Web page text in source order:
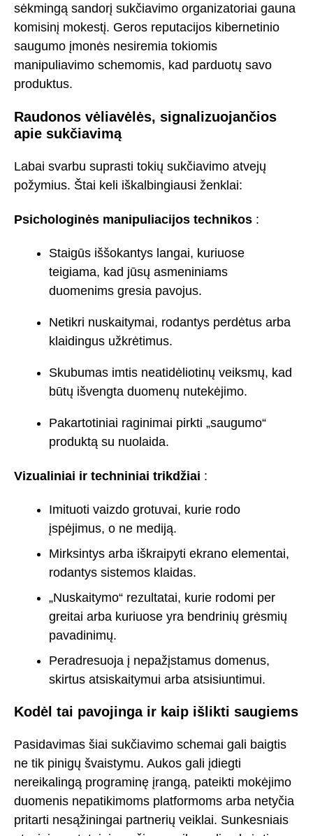
sėkmingą sandorį sukčiavimo organizatoriai gauna
komisinį mokestį. Geros reputacijos kibernetinio
saugumo įmonės nesiremia tokiomis
manipuliavimo schemomis, kad parduotų savo
produktus.
Raudonos vėliavėlės, signalizuojančios
apie sukčiavimą
Labai svarbu suprasti tokių sukčiavimo atvejų
požymius. Štai keli iškalbingiausi ženklai:
Psichologinės manipuliacijos technikos :
Staigūs iššokantys langai, kuriuose
teigiama, kad jūsų asmeniniams
duomenims gresia pavojus.
Netikri nuskaitymai, rodantys perdėtus arba
klaidingus užkrėtimus.
Skubumas imtis neatidėliotinų veiksmų, kad
būtų išvengta duomenų nutekėjimo.
Pakartotiniai raginimai pirkti „saugumo“
produktą su nuolaida.
Vizualiniai ir techniniai trikdžiai :
Imituoti vaizdo grotuvai, kurie rodo
įspėjimus, o ne mediją.
Mirksintys arba iškraipyti ekrano elementai,
rodantys sistemos klaidas.
„Nuskaitymo“ rezultatai, kurie rodomi per
greitai arba kuriuose yra bendrinių grėsmių
pavadinimų.
Peradresuoja į nepažįstamus domenus,
skirtus atsiskaitymui arba atsisiuntimui.
Kodėl tai pavojinga ir kaip išlikti saugiems
Pasidavimas šiai sukčiavimo schemai gali baigtis
ne tik pinigų švaistymu. Aukos gali įdiegti
nereikalingą programinę įrangą, pateikti mokėjimo
duomenis nepatikimoms platformoms arba netyčia
pritarti nesąžiningai partnerių veiklai. Sunkesniais